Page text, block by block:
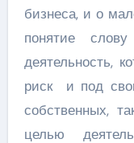
бизнеса, и о
понятие
деятельность,
риск и под
собственных,
целью